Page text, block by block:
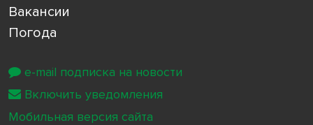
Вакансии
Погода
e-mail подписка на новости
Включить уведомления
Мобильная версия сайта